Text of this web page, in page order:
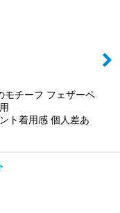
モチーフ フェザーペ
ト着用感 個人差あ